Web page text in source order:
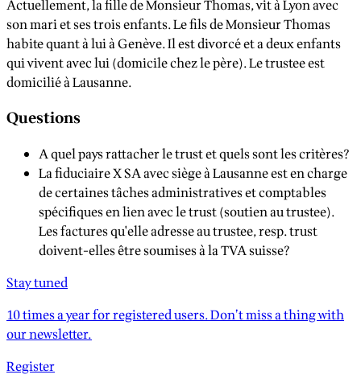
Actuellement, la fille de Monsieur Thomas, vit à Lyon avec
son mari et ses trois enfants. Le fils de Monsieur Thomas
habite quant à lui à Genève. Il est divorcé et a deux enfants
qui vivent avec lui (domicile chez le père). Le trustee est
domicilié à Lausanne.
Questions
A quel pays rattacher le trust et quels sont les critères?
La fiduciaire X SA avec siège à Lausanne est en charge
de certaines tâches administratives et comptables
spécifiques en lien avec le trust (soutien au trustee).
Les factures qu'elle adresse au trustee, resp. trust
doivent-elles être soumises à la TVA suisse?
Stay tuned
10 times a year for registered users. Don’t miss a thing with
our newsletter.
Register